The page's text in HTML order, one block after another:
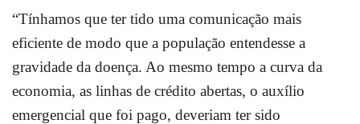
“Tínhamos que ter tido uma comunicação mais
eficiente de modo que a população entendesse a
gravidade da doença. Ao mesmo tempo a curva da
economia, as linhas de crédito abertas, o auxílio
emergencial que foi pago, deveriam ter sido